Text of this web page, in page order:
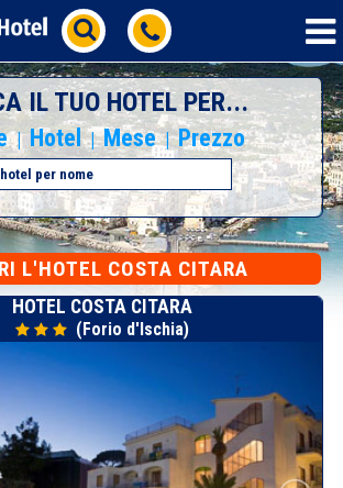
IL TUO HOTEL PER...
| Hotel | Mese | Prezzo
L'HOTEL COSTA CITARA
HOTEL COSTA CITARA
(Forio d'Ischia)